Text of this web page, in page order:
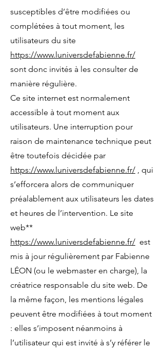
susceptibles d’être modifiées ou
complétées à tout moment, les
utilisateurs du site
https://www.luniversdefabienne.fr/
sont donc invités à les consulter de
manière régulière.
Ce site internet est normalement
accessible à tout moment aux
utilisateurs. Une interruption pour
raison de maintenance technique peut
être toutefois décidée par
https://www.luniversdefabienne.fr/ , qui
s’efforcera alors de communiquer
préalablement aux utilisateurs les dates
et heures de l’intervention. Le site
web**
https://www.luniversdefabienne.fr/ est
mis à jour régulièrement par Fabienne
LÉON (ou le webmaster en charge), la
créatrice responsable du site web. De
la même façon, les mentions légales
peuvent être modifiées à tout moment
: elles s’imposent néanmoins à
l’utilisateur qui est invité à s’y référer le